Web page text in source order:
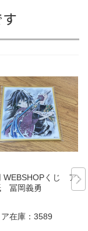
WEBSHOPくじ アク
冨岡義勇
在庫： 3589